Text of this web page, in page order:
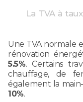
La TVA à
Une TVA normale
rénovation
5.5%. Certains
chauffage, de
également la
10%.